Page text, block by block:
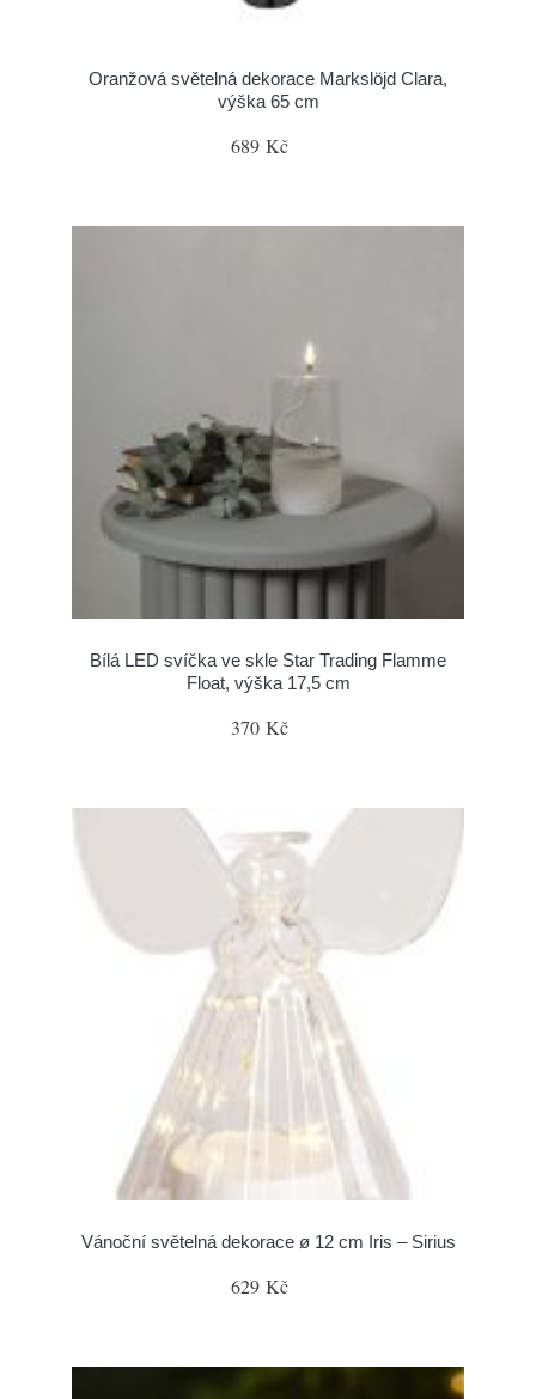
Oranžová světelná dekorace Markslöjd Clara,
výška 65 cm
689 Kč
Bílá LED svíčka ve skle Star Trading Flamme
Float, výška 17,5 cm
370 Kč
Vánoční světelná dekorace ø 12 cm Iris – Sirius
629 Kč